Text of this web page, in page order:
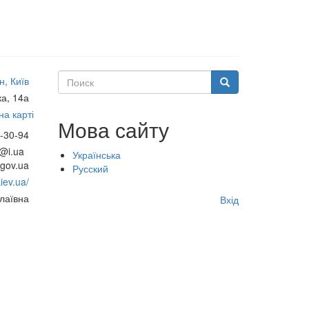
Київ
14а
карті
30-94
Поиск Поиск
Мова сайту
Українська
Русский
Вхід